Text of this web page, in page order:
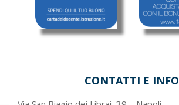
CONTATTI E INFO